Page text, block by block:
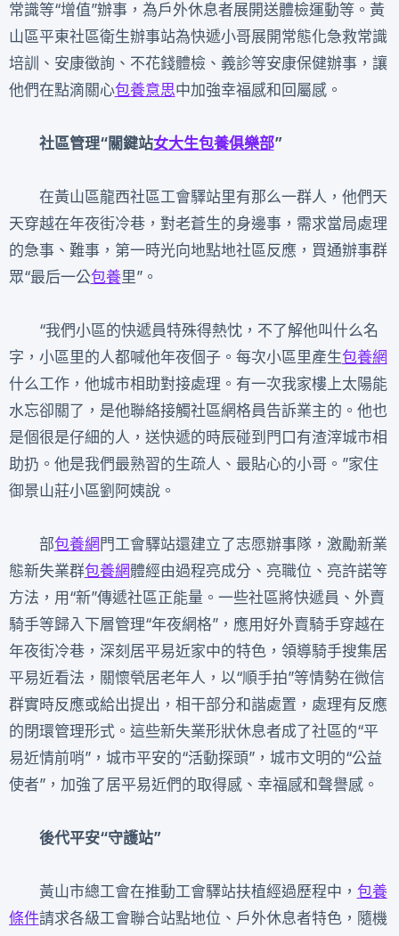
常識等“增值”辦事，為戶外休息者展開送體檢運動等。黃
山區平東社區衛生辦事站為快遞小哥展開常態化急救常識
培訓、安康徵詢、不花錢體檢、義診等安康保健辦事，讓
他們在點滴關心包養意思中加強幸福感和回屬感。
社區管理“關鍵站女大生包養俱樂部”
在黃山區龍西社區工會驛站里有那么一群人，他們天
天穿越在年夜街冷巷，對老蒼生的身邊事，需求當局處理
的急事、難事，第一時光向地點地社區反應，買通辦事群
眾“最后一公包養里”。
“我們小區的快遞員特殊得熱忱，不了解他叫什么名
字，小區里的人都喊他年夜個子。每次小區里產生包養網
什么工作，他城市相助對接處理。有一次我家樓上太陽能
水忘卻關了，是他聯絡接觸社區網格員告訴業主的。他也
是個很是仔細的人，送快遞的時辰碰到門口有渣滓城市相
助扔。他是我們最熟習的生疏人、最貼心的小哥。”家住
御景山莊小區劉阿姨說。
部包養網 門工會驛站還建立了志愿辦事隊，激勵新業
態新失業群包養網體經由過程亮成分、亮職位、亮許諾等
方法，用“新”傳遞社區正能量。一些社區將快遞員、外賣
騎手等歸入下層管理“年夜網格”，應用好外賣騎手穿越在
年夜街冷巷，深刻居平易近家中的特色，領導騎手搜集居
平易近看法，關懷煢居老年人，以“順手拍”等情勢在微信
群實時反應或給出提出，相干部分和諧處置，處理有反應
的閉環管理形式。這些新失業形狀休息者成了社區的“平
易近情前哨”，城市平安的“活動探頭”，城市文明的“公益
使者”，加強了居平易近們的取得感、幸福感和聲譽感。
後代平安“守護站”
黃山市總工會在推動工會驛站扶植經過歷程中， 包養
條件請求各級工會聯合站點地位、戶外休息者特色，隨機